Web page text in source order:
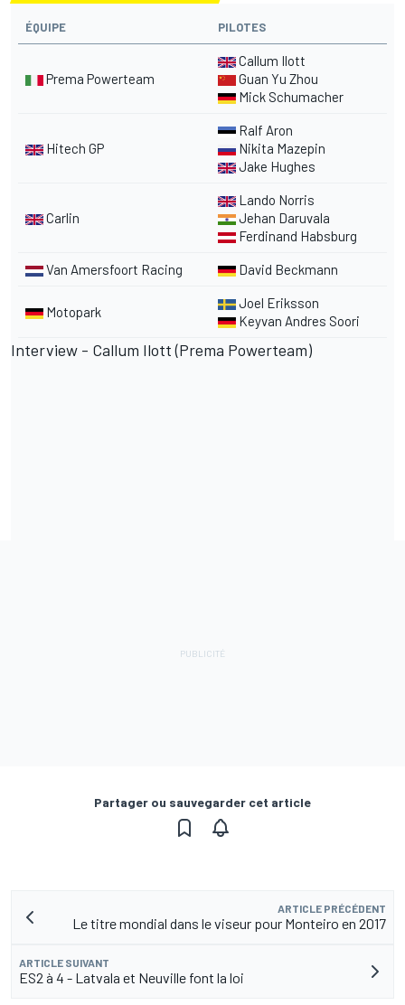
ÉQUIPE PILOTES
Prema Powerteam
Callum Ilott
Guan Yu Zhou
Mick Schumacher
Hitech GP
Ralf Aron
Nikita Mazepin
Jake Hughes
Carlin
Lando Norris
Jehan Daruvala
Ferdinand Habsburg
Van Amersfoort Racing David Beckmann
Motopark
Joel Eriksson
Keyvan Andres Soori
Interview - Callum Ilott (Prema Powerteam)
Partager ou sauvegarder cet article
ARTICLE PRÉCÉDENT
Le titre mondial dans le viseur pour Monteiro en 2017
ARTICLE SUIVANT
ES2 à 4 - Latvala et Neuville font la loi